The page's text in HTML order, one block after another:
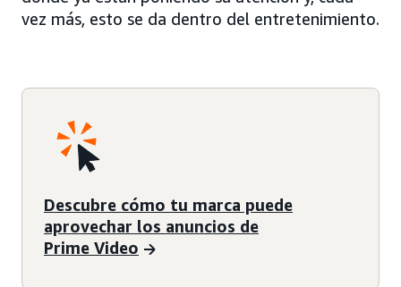
vez más, esto se da dentro del entretenimiento.
Descubre cómo tu marca puede
aprovechar los anuncios de
Prime Video